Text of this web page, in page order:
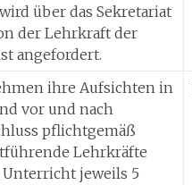
über das Sekretariat
der Lehrkraft der
angefordert.
ihre Aufsichten in
vor und nach
pflichtgemäß
Lehrkräfte
jeweils 5